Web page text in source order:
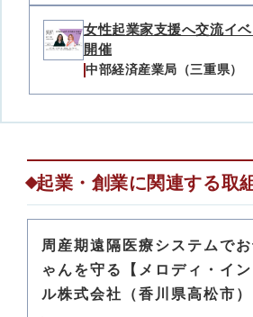
女性起業家支援へ交流イ
開催
中部経済産業局（三重県）
起業・創業に関連する取
周産期遠隔医療システムで
ゃんを守る【メロディ・イ
ル株式会社（香川県高松市）